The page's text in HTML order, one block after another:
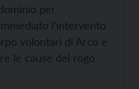
per
l’intervento
volontari di Arco e
le cause del rogo.